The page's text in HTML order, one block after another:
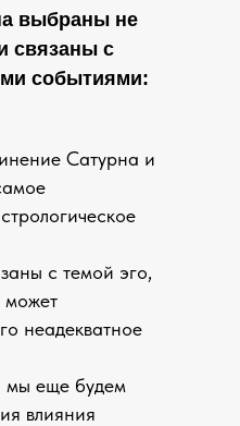
выбраны не
связаны с
событиями:
Сатурна и
с темой эго,
может
неадекватное
мы еще будем
влияния